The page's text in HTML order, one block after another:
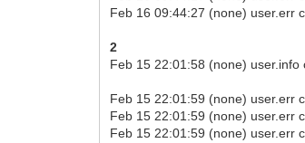
Feb 16 09:44:27 (none) user.err
2
Feb 15 22:01:58 (none)
Feb 15 22:01:59 (none) user.err
Feb 15 22:01:59 (none) user.err
Feb 15 22:01:59 (none) user.err